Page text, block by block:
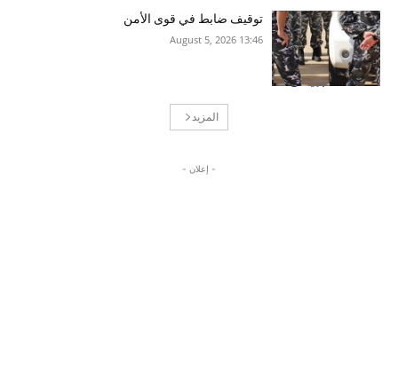
توقيف ضابط في قوى الأمن
13:46 2026 ,August 5
المزيد
- إعلان -